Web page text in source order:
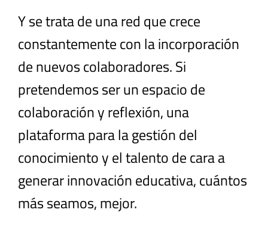
Y se trata de una red que crece
constantemente con la incorporación
de nuevos colaboradores. Si
pretendemos ser un espacio de
colaboración y reflexión, una
plataforma para la gestión del
conocimiento y el talento de cara a
generar innovación educativa, cuántos
más seamos, mejor.